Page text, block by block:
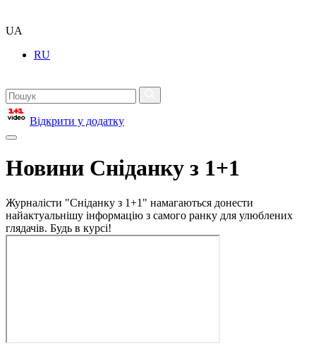
UA
RU
Відкрити у додатку
Новини Сніданку з 1+1
Журналісти "Сніданку з 1+1" намагаються донести
найактуальнішу інформацію з самого ранку для улюблених
глядачів. Будь в курсі!